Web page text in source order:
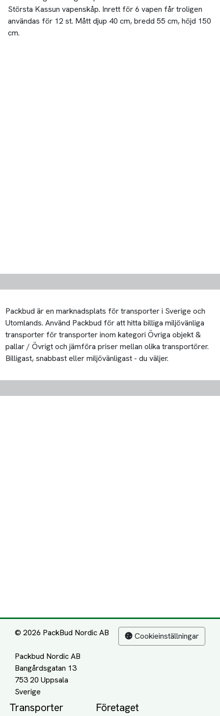
Största Kassun vapenskåp. Inrett för 6 vapen får troligen
användas för 12 st. Mått djup 40 cm, bredd 55 cm, höjd 150
cm.
Packbud är en marknadsplats för transporter i Sverige och
Utomlands. Använd Packbud för att hitta billiga miljövänliga
transporter för transporter inom kategori Övriga objekt &
pallar / Övrigt och jämföra priser mellan olika transportörer.
Billigast, snabbast eller miljövänligast - du väljer.
© 2026 PackBud Nordic AB
Packbud Nordic AB
Bangårdsgatan 13
753 20 Uppsala
Cookieinställningar
Transporter Företaget